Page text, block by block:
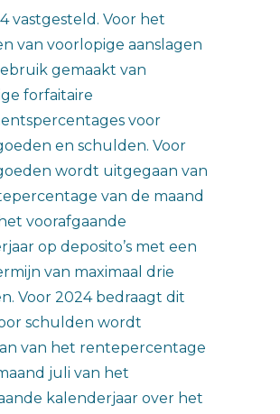
vastgesteld. Voor het
van voorlopige aanslagen
gemaakt van
forfaitaire
voor
en schulden. Voor
wordt uitgegaan van
van de maand
voorafgaande
op deposito’s met een
van maximaal drie
Voor 2024 bedraagt dit
schulden wordt
van het rentepercentage
juli van het
kalenderjaar over het